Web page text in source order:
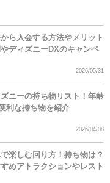
ら入会する方法やメリット
ディズニーDXのキャンペ
2026/05/31
ニーの持ち物リスト！年齢
利な持ち物を紹介
2026/04/08
楽しむ回り方！持ち物は？
めアトラクションやレスト